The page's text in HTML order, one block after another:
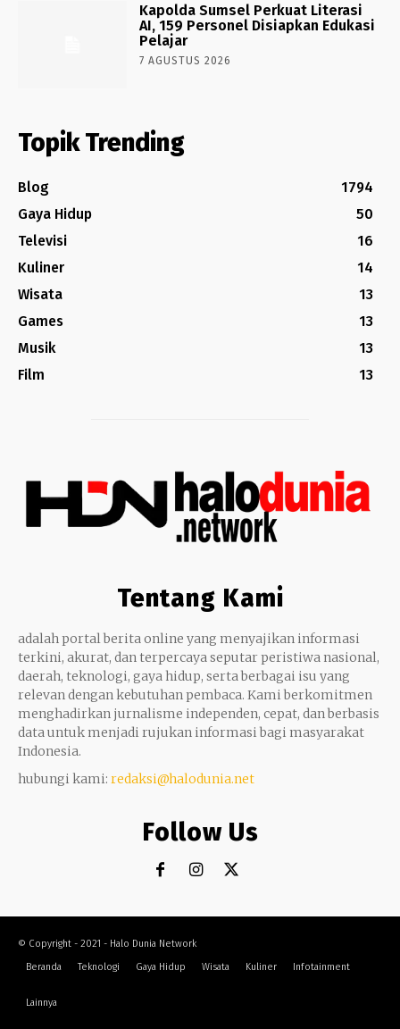
Kapolda Sumsel Perkuat Literasi
AI, 159 Personel Disiapkan Edukasi
Pelajar
7 AGUSTUS 2026
Topik Trending
Blog
1794
Gaya Hidup
50
Televisi
16
Kuliner
14
Wisata
13
Games
13
Musik
13
Film
13
Tentang Kami
adalah portal berita online yang menyajikan informasi
terkini, akurat, dan terpercaya seputar peristiwa nasional,
daerah, teknologi, gaya hidup, serta berbagai isu yang
relevan dengan kebutuhan pembaca. Kami berkomitmen
menghadirkan jurnalisme independen, cepat, dan berbasis
data untuk menjadi rujukan informasi bagi masyarakat
Indonesia.
hubungi kami: redaksi@halodunia.net
Follow Us
© Copyright - 2021 - Halo Dunia Network
Beranda
Teknologi Gaya Hidup Wisata Kuliner Infotainment
Lainnya